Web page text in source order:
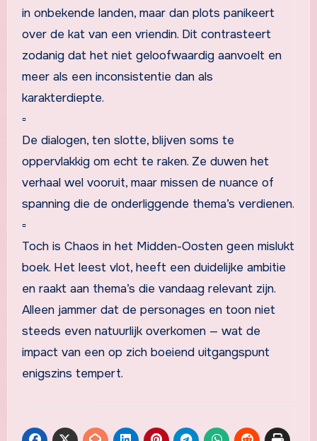
in onbekende landen, maar dan plots panikeert
over de kat van een vriendin. Dit contrasteert
zodanig dat het niet geloofwaardig aanvoelt en
meer als een inconsistentie dan als
karakterdiepte.
▫
De dialogen, ten slotte, blijven soms te
oppervlakkig om echt te raken. Ze duwen het
verhaal wel vooruit, maar missen de nuance of
spanning die de onderliggende thema’s verdienen.
▫
Toch is Chaos in het Midden-Oosten geen mislukt
boek. Het leest vlot, heeft een duidelijke ambitie
en raakt aan thema’s die vandaag relevant zijn.
Alleen jammer dat de personages en toon niet
steeds even natuurlijk overkomen — wat de
impact van een op zich boeiend uitgangspunt
enigszins tempert.